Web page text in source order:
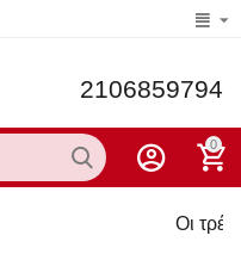
2106859794
0
Οι τρέχουσες